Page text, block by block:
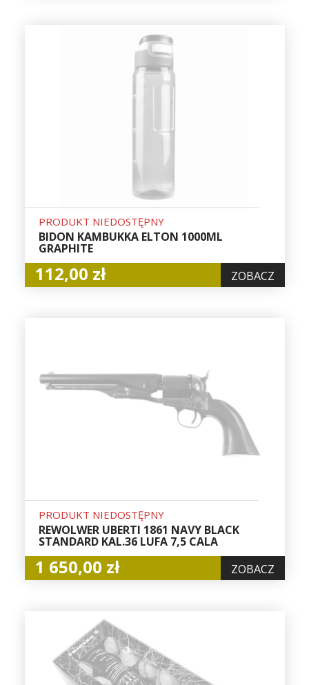
PRODUKT NIEDOSTĘPNY
BIDON KAMBUKKA ELTON 1000ML
GRAPHITE
112,00 zł ZOBACZ
PRODUKT NIEDOSTĘPNY
REWOLWER UBERTI 1861 NAVY BLACK
STANDARD KAL.36 LUFA 7,5 CALA
1 650,00 zł ZOBACZ